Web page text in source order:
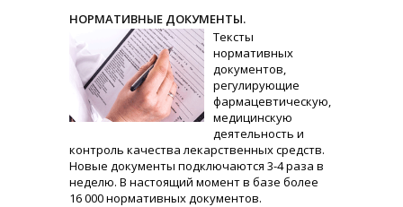
НОРМАТИВНЫЕ ДОКУМЕНТЫ.
Тексты
нормативных
документов,
регулирующие
фармацевтическую,
медицинскую
деятельность и
контроль качества лекарственных средств.
Новые документы подключаются 3-4 раза в
неделю. В настоящий момент в базе более
16 000 нормативных документов.